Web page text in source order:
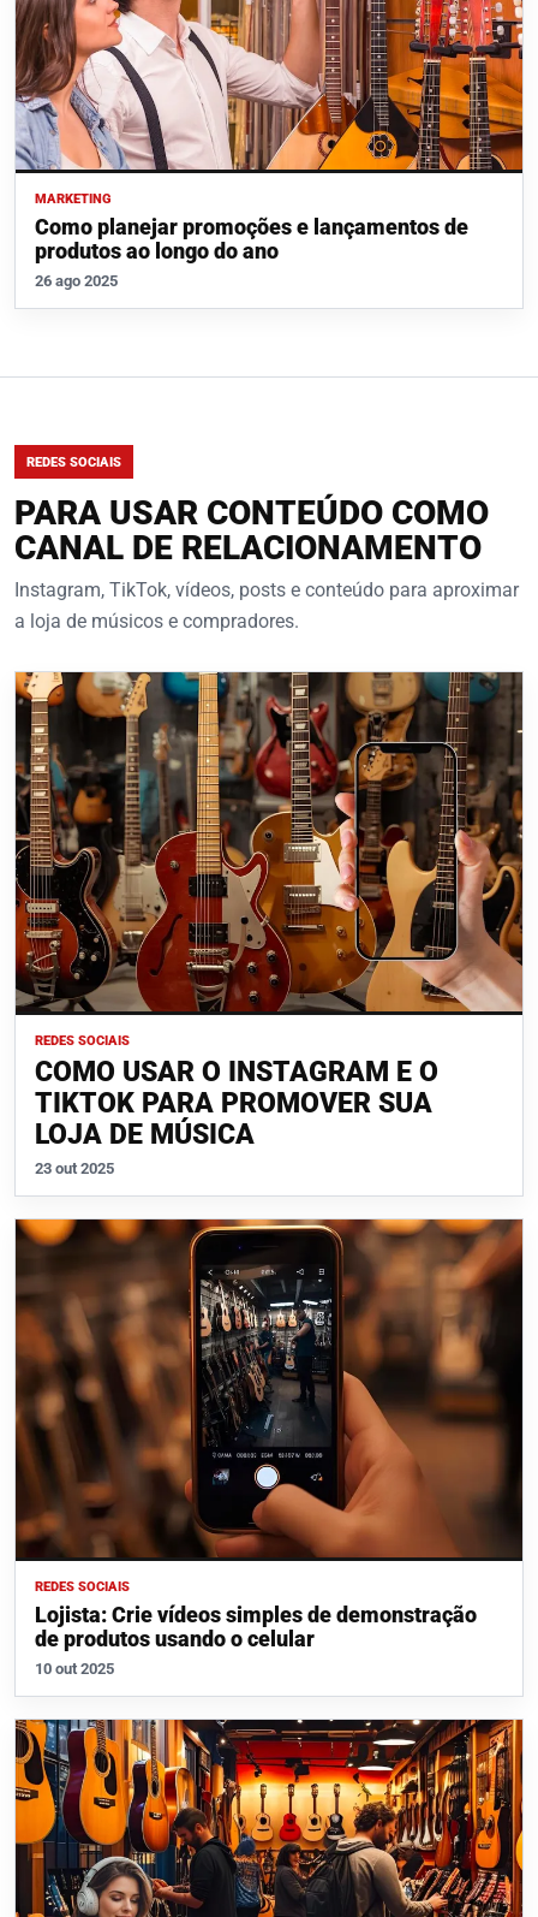
MARKETING
Como planejar promoções e lançamentos de
produtos ao longo do ano
26 ago 2025
REDES SOCIAIS
PARA USAR CONTEÚDO COMO
CANAL DE RELACIONAMENTO
Instagram, TikTok, vídeos, posts e conteúdo para aproximar
a loja de músicos e compradores.
REDES SOCIAIS
COMO USAR O INSTAGRAM E O
TIKTOK PARA PROMOVER SUA
LOJA DE MÚSICA
23 out 2025
REDES SOCIAIS
Lojista: Crie vídeos simples de demonstração
de produtos usando o celular
10 out 2025